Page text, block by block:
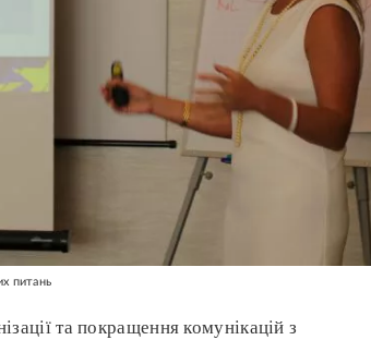
питань
та покращення комунікацій з